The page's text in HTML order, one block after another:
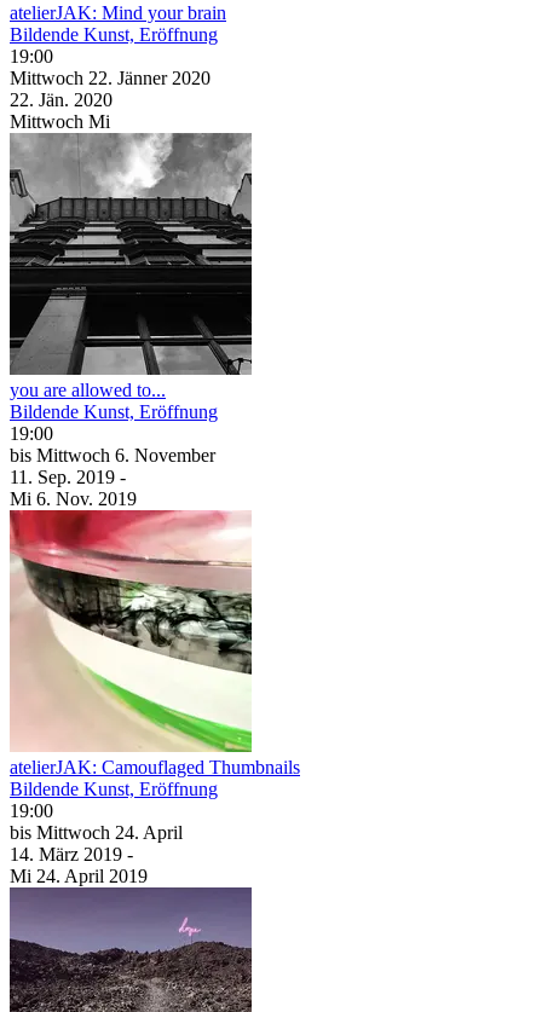
atelierJAK: Mind your brain
Bildende Kunst, Eröffnung
19:00
Mittwoch 22. Jänner 2020
22. Jän. 2020
Mittwoch Mi
you are allowed to...
Bildende Kunst, Eröffnung
19:00
bis Mittwoch 6. November
11. Sep. 2019 -
Mi 6. Nov. 2019
atelierJAK: Camouflaged Thumbnails
Bildende Kunst, Eröffnung
19:00
bis Mittwoch 24. April
14. März 2019 -
Mi 24. April 2019